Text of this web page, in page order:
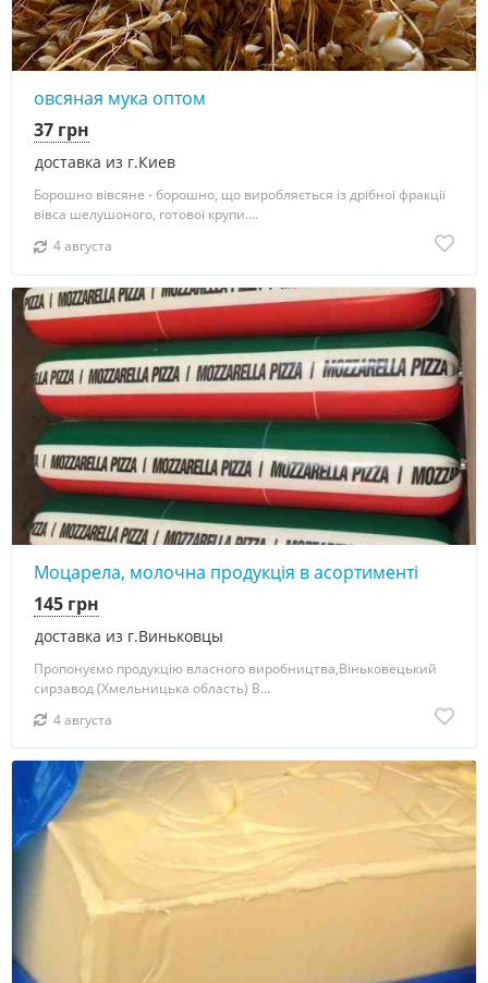
овсяная мука оптом
доставка из г.Киев
37 грн
Борошно вівсяне - борошно, що виробляється із дрібної фракції
вівса шелушоного, готової крупи....
4 августа
Моцарела, молочна продукція в асортименті
доставка из г.Виньковцы
145 грн
Пропонуємо продукцію власного виробництва,Віньковецький
сирзавод (Хмельницька область) В...
4 августа